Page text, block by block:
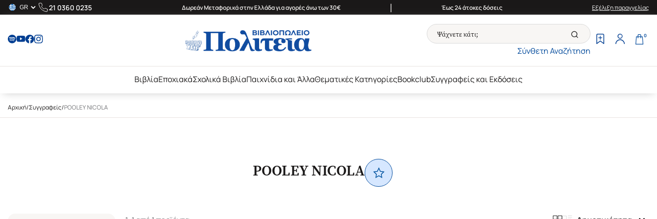
21 0360 0235 Δωρεάν Μεταφορικά στην Ελλάδα για αγορές άνω των 30€ | Έως 24 άτοκες δόσεις Εξέλιξη παραγγελίας
Σύνθετη Αναζήτηση
0
ΒιβλίαΕποχιακάΣχολικά ΒιβλίαΠαιχνίδια και ΆλλαΘεματικές ΚατηγορίεςBookclubΣυγγραφείς και Εκδόσεις
Αρχική/Συγγραφείς/POOLEY NICOLA
POOLEY NICOLA